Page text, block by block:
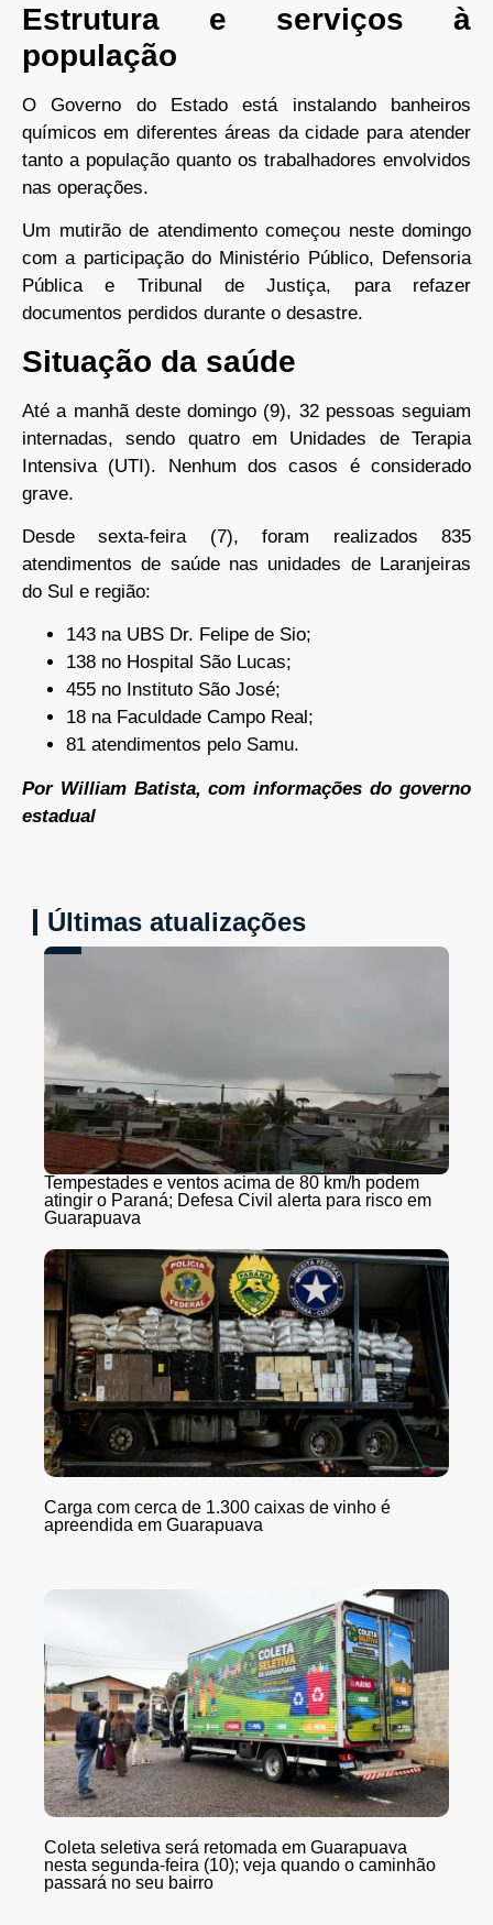
Estrutura e serviços à
população
O Governo do Estado está instalando banheiros
químicos em diferentes áreas da cidade para atender
tanto a população quanto os trabalhadores envolvidos
nas operações.
Um mutirão de atendimento começou neste domingo
com a participação do Ministério Público, Defensoria
Pública e Tribunal de Justiça, para refazer
documentos perdidos durante o desastre.
Situação da saúde
Até a manhã deste domingo (9), 32 pessoas seguiam
internadas, sendo quatro em Unidades de Terapia
Intensiva (UTI). Nenhum dos casos é considerado
grave.
Desde sexta-feira (7), foram realizados 835
atendimentos de saúde nas unidades de Laranjeiras
do Sul e região:
143 na UBS Dr. Felipe de Sio;
138 no Hospital São Lucas;
455 no Instituto São José;
18 na Faculdade Campo Real;
81 atendimentos pelo Samu.
Por William Batista, com informações do governo
estadual
Últimas atualizações
Tempestades e ventos acima de 80 km/h podem
atingir o Paraná; Defesa Civil alerta para risco em
Guarapuava
Carga com cerca de 1.300 caixas de vinho é
apreendida em Guarapuava
Coleta seletiva será retomada em Guarapuava
nesta segunda-feira (10); veja quando o caminhão
passará no seu bairro